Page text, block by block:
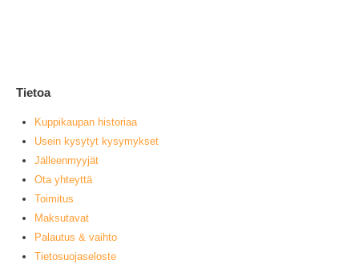
Tietoa
Kuppikaupan historiaa
Usein kysytyt kysymykset
Jälleenmyyjät
Ota yhteyttä
Toimitus
Maksutavat
Palautus & vaihto
Tietosuojaseloste